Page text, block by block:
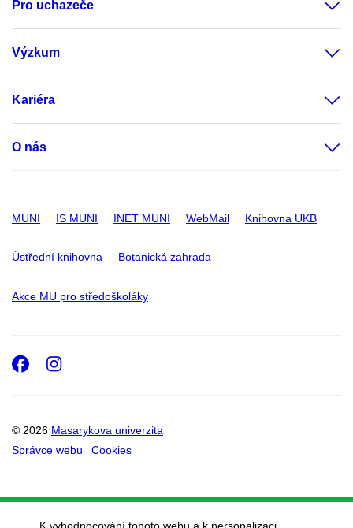
Pro uchazeče
Výzkum
Kariéra
O nás
MUNI IS MUNI INET MUNI WebMail Knihovna UKB
Ústřední knihovna Botanická zahrada
Akce MU pro středoškoláky
© 2026 Masarykova univerzita
Správce webu
Cookies
Facebook
Instagram